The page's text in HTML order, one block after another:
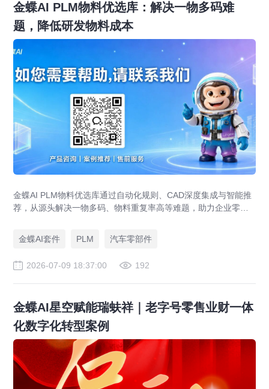
金蝶AI PLM物料优选库：解决一物多码难
题，降低研发物料成本
金蝶AI PLM物料优选库通过自动化规则、CAD深度集成与智能推
荐，从源头解决一物多码、物料重复率高等难题，助力企业零部
金蝶AI套件
PLM 汽车零部件
2026-07-09 18:37:00 192
金蝶AI星空赋能瑞蚨祥｜老字号零售业财一体
化数字化转型案例